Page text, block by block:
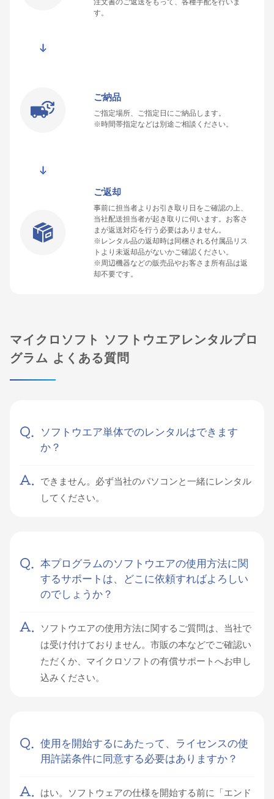
注文書のご返送をもって、各種手配を行いま
す。
ご納品
ご指定場所、ご指定日にご納品します。
※時間帯指定などは別途ご相談ください。
ご返却
事前に担当者よりお引き取り日をご確認の上、
当社配送担当者が起き取りに伺います。お客さ
まが返送対応を行う必要はありません。
※レンタル品の返却時は同梱される付属品リス
トより未返却品がないかご確認ください。
※周辺機器などの販売品やお客さま所有品は返
却不要です。
マイクロソフト ソフトウエアレンタルプロ
グラム よくある質問
ソフトウエア単体でのレンタルはできます
か？
できません。必ず当社のパソコンと一緒にレンタル
してください。
本プログラムのソフトウエアの使用方法に関
するサポートは、どこに依頼すればよろしい
のでしょうか？
ソフトウエアの使用方法に関するご質問は、当社で
は受け付けておりません。市販の本などでご確認い
ただくか、マイクロソフトの有償サポートへお申し
込みください。
使用を開始するにあたって、ライセンスの使
用許諾条件に同意する必要はありますか？
はい。ソフトウェアの仕様を開始する前に「エンド